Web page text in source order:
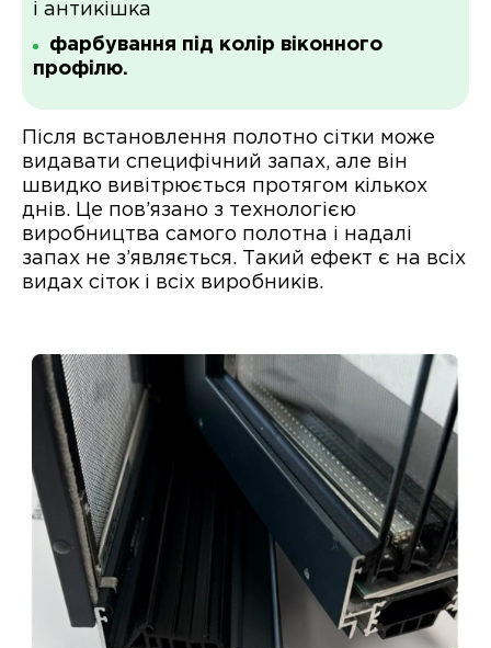
і антикішка
фарбування під колір віконного
профілю.
Після встановлення полотно сітки може
видавати специфічний запах, але він
швидко вивітрюється протягом кількох
днів. Це пов’язано з технологією
виробництва самого полотна і надалі
запах не з’являється. Такий ефект є на всіх
видах сіток і всіх виробників.